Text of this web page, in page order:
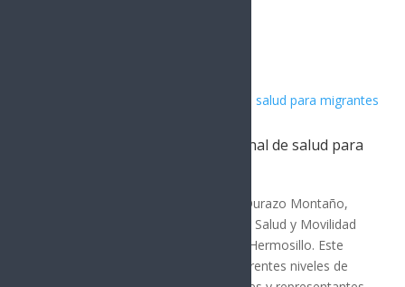
Sonora acoge estrategia nacional de salud para
El gobernador de Sonora, Alfonso Durazo Montaño,
encabezó la Reunión de Políticas de Salud y Movilidad
Humana de la Zona Norte 2026 en Hermosillo. Este
evento reunió a autoridades de diferentes niveles de